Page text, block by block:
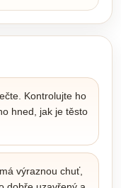
Kontrolujte ho
hned, jak je těsto
má výraznou chuť,